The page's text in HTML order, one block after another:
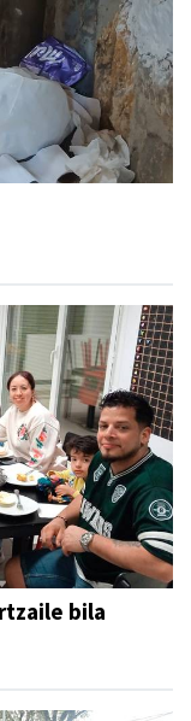
bila